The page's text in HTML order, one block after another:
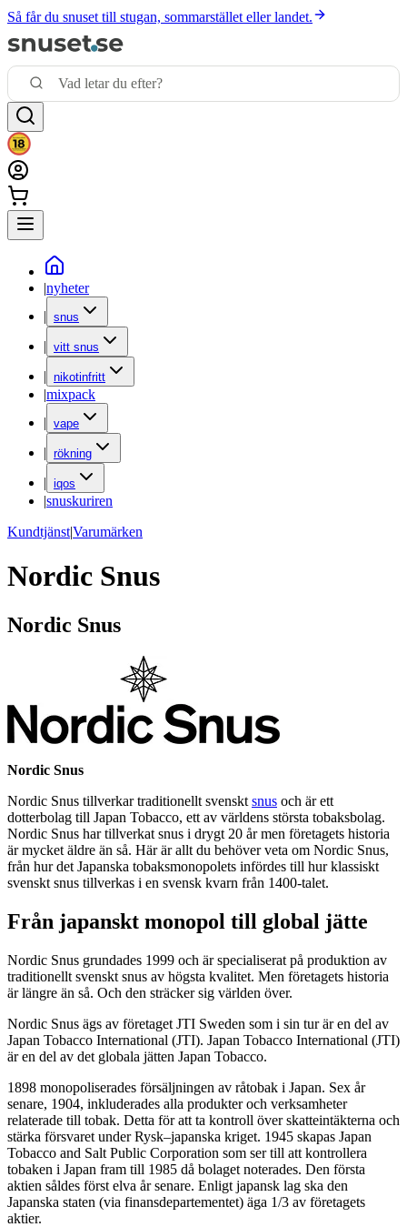
Så får du snuset till stugan, sommarstället eller landet.
|nyheter
| snus
| vitt snus
| nikotinfritt
|mixpack
| vape
| rökning
| iqos
|snuskuriren
Kundtjänst|Varumärken
Nordic Snus
Nordic Snus
Nordic Snus
Nordic Snus tillverkar traditionellt svenskt snus och är ett
dotterbolag till Japan Tobacco, ett av världens största tobaksbolag.
Nordic Snus har tillverkat snus i drygt 20 år men företagets historia
är mycket äldre än så. Här är allt du behöver veta om Nordic Snus,
från hur det Japanska tobaksmonopolets infördes till hur klassiskt
svenskt snus tillverkas i en svensk kvarn från 1400-talet.
Från japanskt monopol till global jätte
Nordic Snus grundades 1999 och är specialiserat på produktion av
traditionellt svenskt snus av högsta kvalitet. Men företagets historia
är längre än så. Och den sträcker sig världen över.
Nordic Snus ägs av företaget JTI Sweden som i sin tur är en del av
Japan Tobacco International (JTI). Japan Tobacco International (JTI)
är en del av det globala jätten Japan Tobacco.
1898 monopoliserades försäljningen av råtobak i Japan. Sex år
senare, 1904, inkluderades alla produkter och verksamheter
relaterade till tobak. Detta för att ta kontroll över skatteintäkterna och
stärka försvaret under Rysk–japanska kriget. 1945 skapas Japan
Tobacco and Salt Public Corporation som ser till att kontrollera
tobaken i Japan fram till 1985 då bolaget noterades. Den första
aktien såldes först elva år senare. Enligt japansk lag ska den
Japanska staten (via finansdepartementet) äga 1/3 av företagets
aktier.